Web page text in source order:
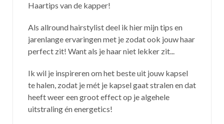
Haartips van de kapper!
Als allround hairstylist deel ik hier mijn tips en
jarenlange ervaringen met je zodat ook jouw haar
perfect zit! Want als je haar niet lekker zit...
Ik wil je inspireren om het beste uit jouw kapsel
te halen, zodat je mét je kapsel gaat stralen en dat
heeft weer een groot effect op je algehele
uitstraling én energetics!